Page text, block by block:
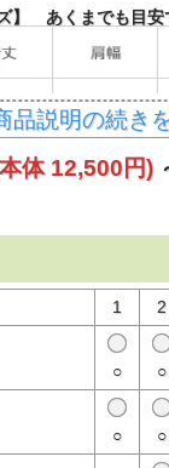
】 あくまでも目安
品説明の続き
体 12,500円)
1 2
○
○
○
○